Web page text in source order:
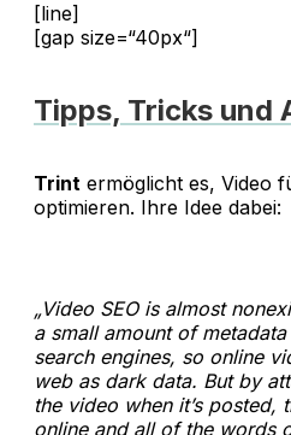
[line]
[gap size=“40px“]
Tipps, Tricks und
Trint ermöglicht es, Video
optimieren. Ihre Idee dabei:
„Video SEO is almost
a small amount of
search engines, so online
web as dark data. But by
the video when it’s posted,
online and all of the words